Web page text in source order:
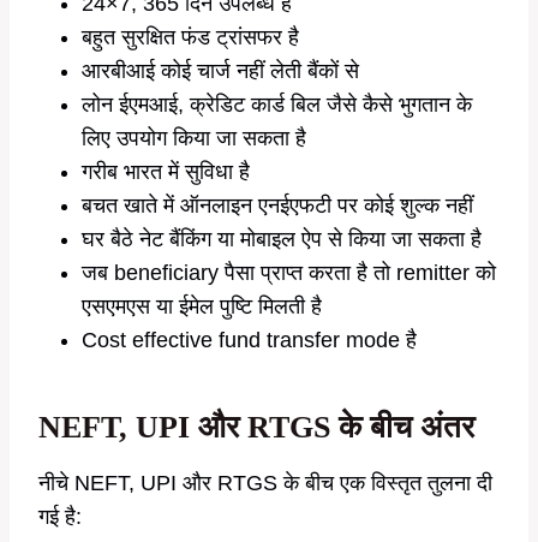
बहुत सुरक्षित फंड ट्रांसफर है
आरबीआई कोई चार्ज नहीं लेती बैंकों से
लोन ईएमआई, क्रेडिट कार्ड बिल जैसे कैसे भुगतान के
लिए उपयोग किया जा सकता है
गरीब भारत में सुविधा है
बचत खाते में ऑनलाइन एनईएफटी पर कोई शुल्क नहीं
घर बैठे नेट बैंकिंग या मोबाइल ऐप से किया जा सकता है
जब beneficiary पैसा प्राप्त करता है तो remitter को
एसएमएस या ईमेल पुष्टि मिलती है
Cost effective fund transfer mode है
NEFT, UPI और RTGS के बीच अंतर
नीचे NEFT, UPI और RTGS के बीच एक विस्तृत तुलना दी
गई है: